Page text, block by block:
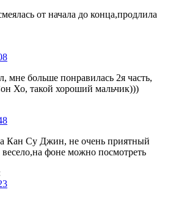
от начала до конца,продлила
мне больше понравилась 2я часть,
Хо, такой хороший мальчик)))
Кан Су Джин, не очень приятный
фоне можно посмотреть